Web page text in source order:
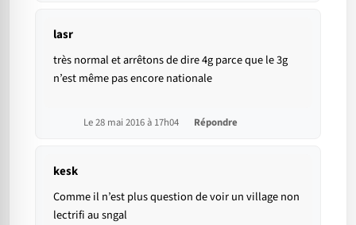
lasr
très normal et arrêtons de dire 4g parce que le 3g
n’est même pas encore nationale
Le 28 mai 2016 à 17h04 Répondre
kesk
Comme il n’est plus question de voir un village non
lectrifi au sngal